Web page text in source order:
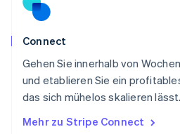
Connect
Gehen Sie innerhalb von
und etablieren Sie ein
das sich mühelos skalieren lässt.
Mehr zu Stripe Connect
Schweden
Svenska
Schweiz
Singapur
English简体中文
Slowakei
Slowenien